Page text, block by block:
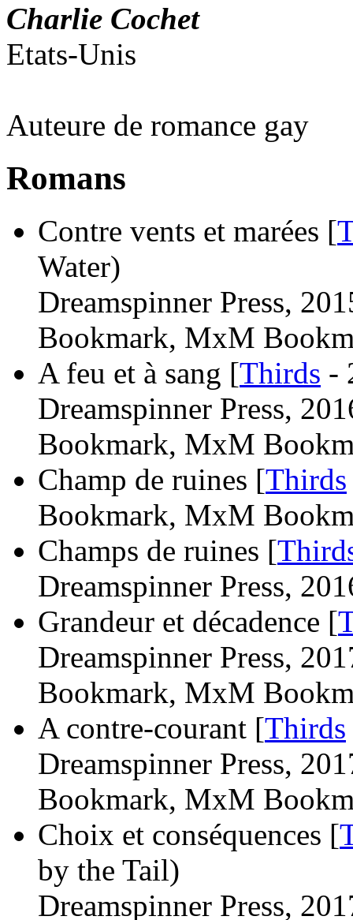
Charlie Cochet
Etats-Unis
Auteure de romance gay
Romans
Contre vents et marées [
Water)
Dreamspinner Press,
Bookmark, MxM
A feu et à sang [Thirds -
Dreamspinner Press,
Bookmark, MxM
Champ de ruines [Thirds
Bookmark, MxM
Champs de ruines [
Dreamspinner Press,
Grandeur et décadence [
Dreamspinner Press,
Bookmark, MxM
A contre-courant [Thirds
Dreamspinner Press,
Bookmark, MxM
Choix et conséquences [
by the Tail)
Dreamspinner Press,